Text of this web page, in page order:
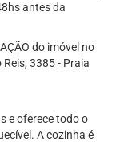
antes da
do imóvel no
3385 - Praia
e oferece todo o
A cozinha é